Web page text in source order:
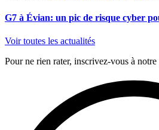
G7 à Évian: un pic de risque cyber
Voir toutes les actualités
Pour ne rien rater, inscrivez-vous à